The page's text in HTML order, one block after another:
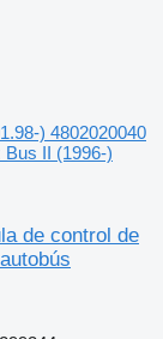
) 4802020040
II (1996-)
de control de